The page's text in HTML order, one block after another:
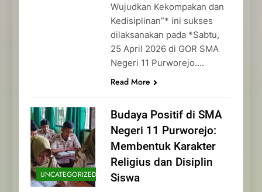
Wujudkan Kekompakan dan
Kedisiplinan”* ini sukses
dilaksanakan pada *Sabtu,
25 April 2026 di GOR SMA
Negeri 11 Purworejo….
Read More
UNCATEGORIZED
Budaya Positif di SMA
Negeri 11 Purworejo:
Membentuk Karakter
Religius dan Disiplin
Siswa